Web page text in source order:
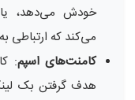
خودش می‌دهد، یا
می‌کند که ارتباطی
کامنت‌های اسپم:
هدف گرفتن بک